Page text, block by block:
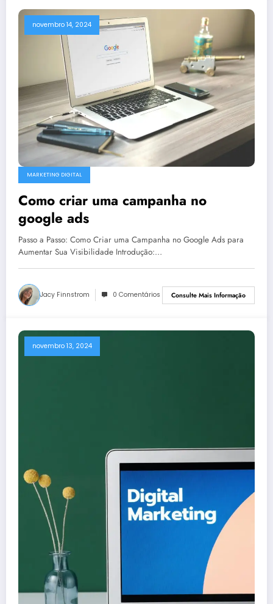
novembro 14, 2024
MARKETING DIGITAL
Como criar uma campanha no
google ads
Passo a Passo: Como Criar uma Campanha no Google Ads para
Aumentar Sua Visibilidade Introdução:…
Jacy Finnstrom 0 Comentários Consulte Mais Informação
novembro 13, 2024